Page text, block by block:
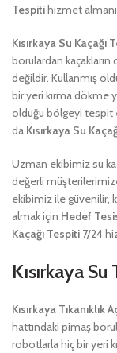
Tespitihizmet
Kısırkaya Su Kaçağı
borulardan kaçakların
değildir. Kullanmış
bir yeri kırma dökme
olduğu bölgeyi tespit
da Kısırkaya Su
Uzman ekibimiz su
değerli
ekibimiz ile güvenilir,
almak için Hedef
Kaçağı Tespiti 7/24
Kısırkaya Su
Kısırkaya Tıkanıklık
hattındaki pimaş
robotlarla hiç bir yeri